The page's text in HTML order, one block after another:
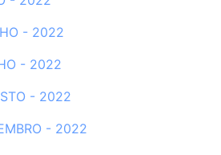
- 2022
- 2022
- 2022
- 2022